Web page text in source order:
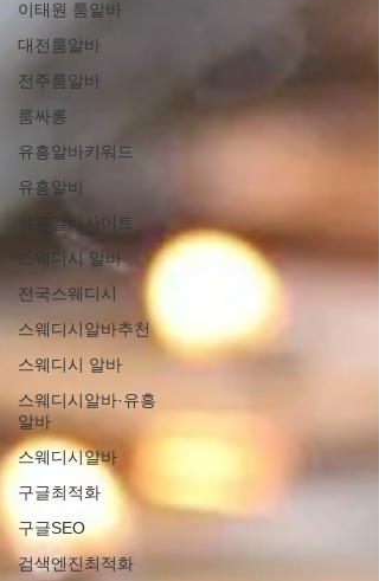
이태원 룸알바
대전룸알바
전주룸알바
룸싸롱
유흥알바키워드
유흥알바
유흥알바사이트
스웨디시 알바
전국스웨디시
스웨디시알바추천
스웨디시 알바
스웨디시알바·유흥
알바
스웨디시알바
구글최적화
구글SEO
검색엔진최적화